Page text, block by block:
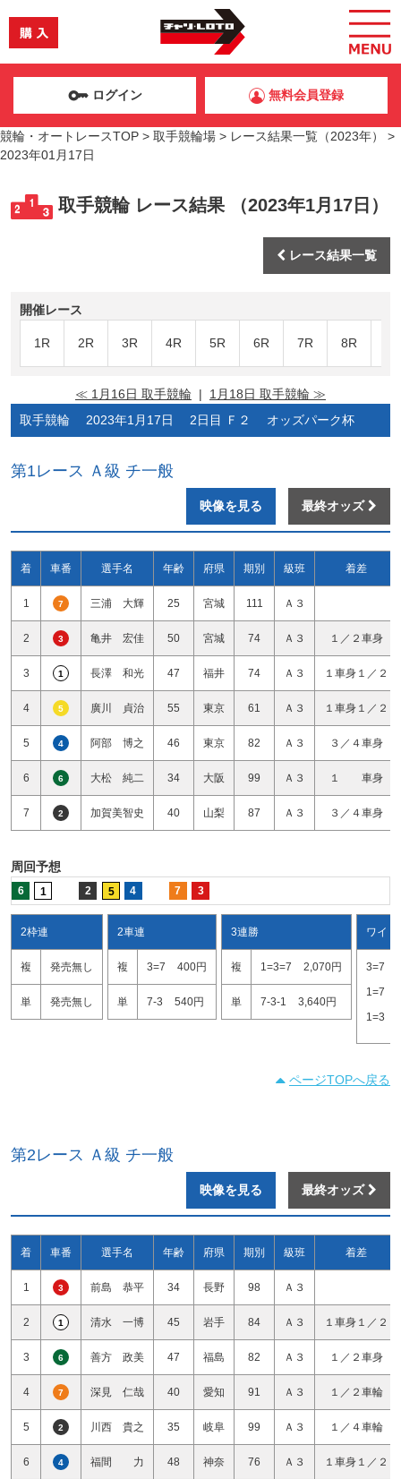
ログイン 無料会員登録
競輪・オートレースTOP > 取手競輪場 > レース結果一覧（2023年）
>
2023年01月17日
取手競輪 レース結果 （2023年1月17日）
レース結果一覧
開催レース
1R 2R 3R 4R 5R 6R 7R 8R
≪ 1月16日 取手競輪 | 1月18日 取手競輪 ≫
取手競輪 2023年1月17日 2日目 Ｆ２ オッズパーク杯
第1レース Ａ級 チ一般
映像を見る 最終オッズ
着 車番 選手名 年齢 府県 期別 級班 着差
1 7 三浦 大輝 25 宮城 111 Ａ３
2 3 亀井 宏佳 50 宮城 74 Ａ３ １／２車身
3 1 長澤 和光 47 福井 74 Ａ３ １車身１／２
4 5 廣川 貞治 55 東京 61 Ａ３ １車身１／２
5 4 阿部 博之 46 東京 82 Ａ３ ３／４車身
6 6 大松 純二 34 大阪 99 Ａ３ １ 車身
7 2 加賀美智史 40 山梨 87 Ａ３ ３／４車身
周回予想
6 1 2 5 4 7 3
2枠連
複 発売無し
単 発売無し
2車連
複 3=7 400円
単 7-3 540円
3連勝
複 1=3=7 2,070円
単 7-3-1 3,640円
ワイド
3=7
1=7
1=3
ページTOPへ戻る
第2レース Ａ級 チ一般
映像を見る 最終オッズ
着 車番 選手名 年齢 府県 期別 級班 着差
1 3 前島 恭平 34 長野 98 Ａ３
2 1 清水 一博 45 岩手 84 Ａ３ １車身１／２
3 6 善方 政美 47 福島 82 Ａ３ １／２車身
4 7 深見 仁哉 40 愛知 91 Ａ３ １／２車輪
5 2 川西 貴之 35 岐阜 99 Ａ３ １／４車輪
6 4 福間 力 48 神奈 76 Ａ３ １車身１／２